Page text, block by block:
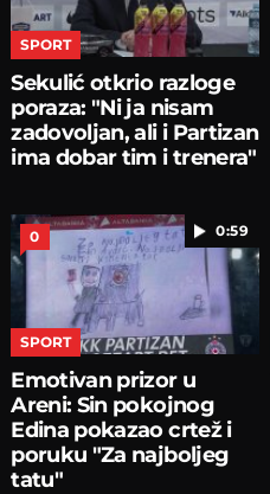
SPORT
Sekulić otkrio razloge
poraza: "Ni ja nisam
zadovoljan, ali i Partizan
ima dobar tim i trenera"
0:59
0
SPORT
Emotivan prizor u
Areni: Sin pokojnog
Edina pokazao crtež i
poruku "Za najboljeg
tatu"